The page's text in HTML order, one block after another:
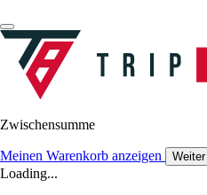
Zwischensumme
Meinen Warenkorb anzeigen
Loading...